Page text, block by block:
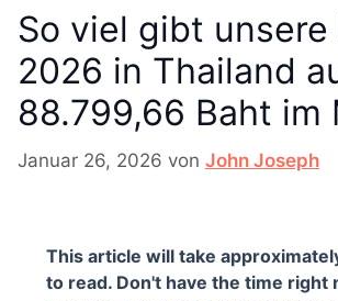
So viel gibt unsere
2026 in Thailand
88.799,66 Baht im
Januar 26, 2026 von John Joseph
This article will take
to read. Don't have the time right